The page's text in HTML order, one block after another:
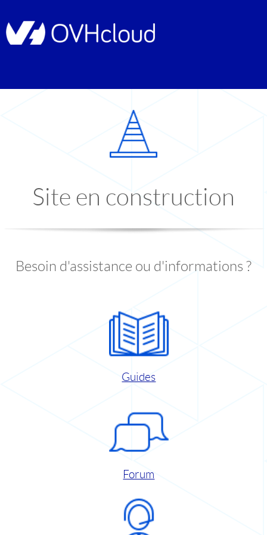
Site en construction
Besoin d'assistance ou d'informations ?
Guides
Forum